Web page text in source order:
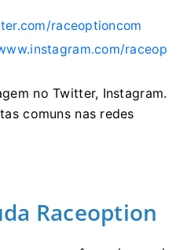
raceoptioncom
raceop
no Twitter, Instagram.
comuns nas redes
Raceoption